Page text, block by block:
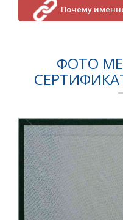
Почему
ФОТО